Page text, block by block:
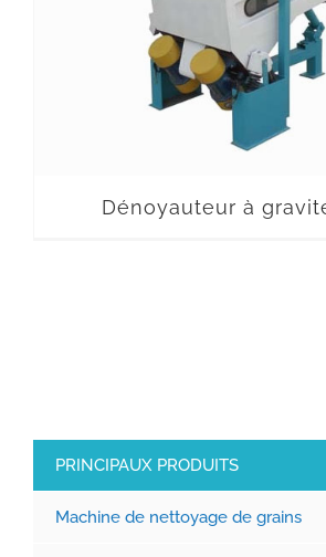
Dénoyauteur à
PRINCIPAUX PRODUITS
Machine de nettoyage de grains